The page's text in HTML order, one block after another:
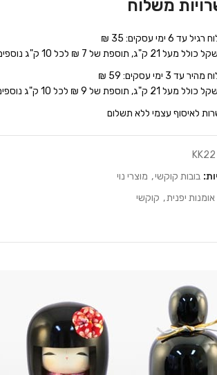
משלוח
עד 6 ימי עסקים: 35 ₪
21 ק"ג, תוספת של 7 ₪ לכל 10 ק"ג נוספים)
עד 3 ימי עסקים: 59 ₪
21 ק"ג, תוספת של 9 ₪ לכל 10 ק"ג נוספים)
לאיסוף עצמי ללא תשלום
KK22
בובות קוקשי, מוצרי נוי
אומנות יפנית, קוקשי